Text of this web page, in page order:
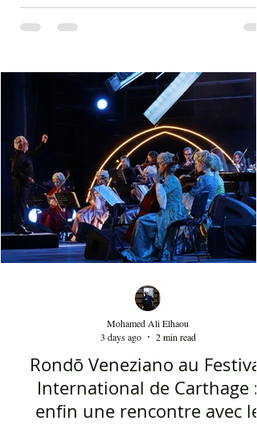
ambiance tunisienne traditionnelle typique
de beauté, ainsi que la foule attirée et entraînée
cette célébration, comprenant notamment les
youyous, les larmes de bonheur et les
applaudissements sincères. "Ya Loumima"
sans doute, à capturer toute l'ambivalence de
moment précieux grâce à une performance
Rondō Veneziano au Festival
Mohamed Ali Elhaou
3 days ago
2 min read